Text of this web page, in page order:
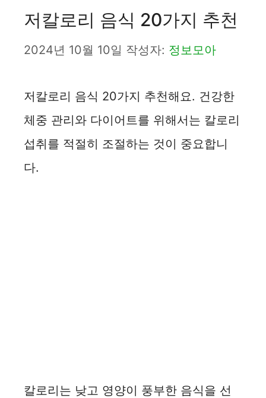
저칼로리 음식 20가지 추천
2024년 10월 10일 작성자: 정보모아
저칼로리 음식 20가지 추천해요. 건강한
체중 관리와 다이어트를 위해서는 칼로리
섭취를 적절히 조절하는 것이 중요합니
다.
칼로리는 낮고 영양이 풍부한 음식을 선